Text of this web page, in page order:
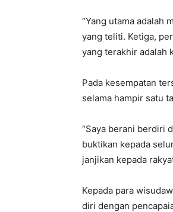
“Yang utama adalah
yang teliti. Ketiga,
yang terakhir adalah
Pada kesempatan
selama hampir satu
“Saya berani berdiri
buktikan kepada
janjikan kepada
Kepada para
diri dengan